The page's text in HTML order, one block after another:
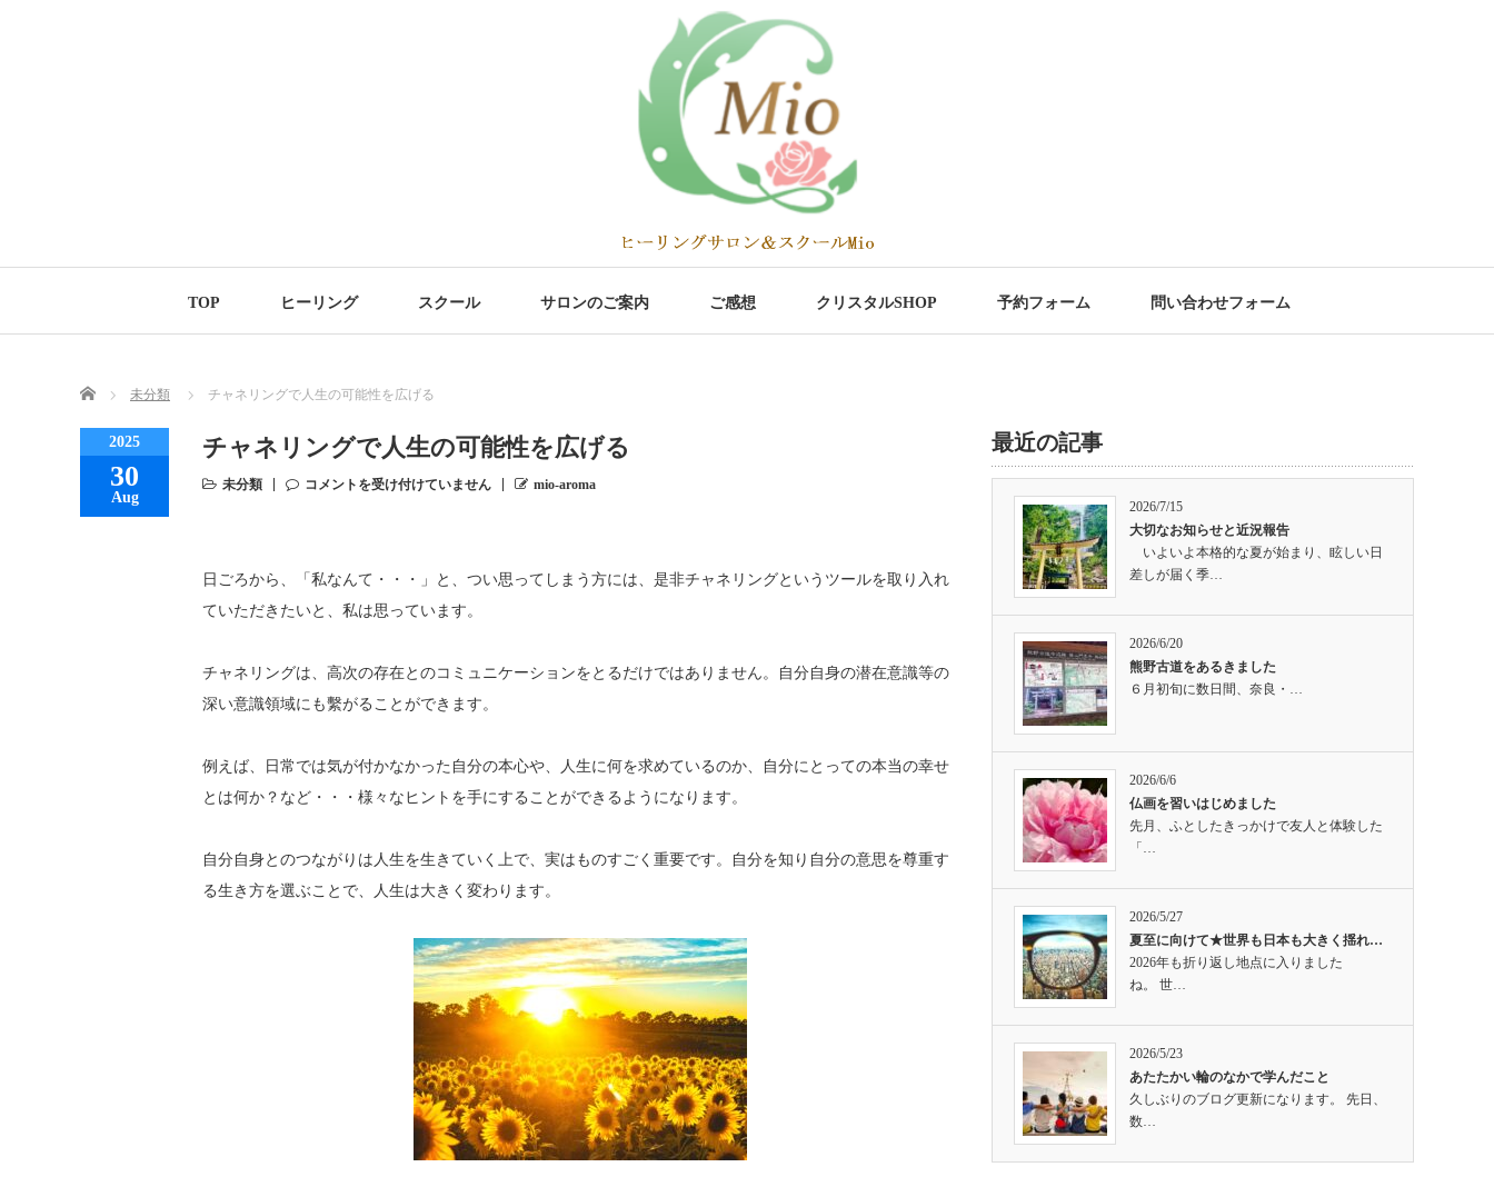
TOP ヒーリング スクール サロンのご案内 ご感想 クリスタルSHOP 予約フォーム 問い合わせフォーム
Home 未分類 チャネリングで人生の可能性を広げる
2025
30
Aug
チャネリングで人生の可能性を広げる
未分類 コメントを受け付けていません mio-aroma
日ごろから、「私なんて・・・」と、つい思ってしまう方には、是非チャネリングというツールを取り入れ
ていただきたいと、 私は思っています。
チャネリングは、 高次の存在とのコミュニケーションをとるだけではありません。自分自身の潜在意識等の
深い意識領域にも繫がることができます。
例えば、日常では気が付かなかった自分の本心や、
人生に何を求めているのか、自分にとっての本当の幸せ
とは何か？ など・・・様々なヒントを手にすることができるようになります。
自分自身とのつながりは人生を生きていく上で、 実はものすごく重要です。自分を知り自分の意思を尊重す
る生き方を選ぶことで、
人生は大きく変わります。
最近の記事
2026/7/15
大切なお知らせと近況報告
いよいよ本格的な夏が始まり、眩しい日
差しが届く季…
2026/6/20
熊野古道をあるきました
６月初旬に数日間、奈良・…
2026/6/6
仏画を習いはじめました
先月、ふとしたきっかけで友人と体験した
「…
2026/5/27
夏至に向けて★世界も日本も大きく揺れ…
2026年も折り返し地点に入りました
ね。 世…
2026/5/23
あたたかい輪のなかで学んだこと
久しぶりのブログ更新になります。 先日、
数…